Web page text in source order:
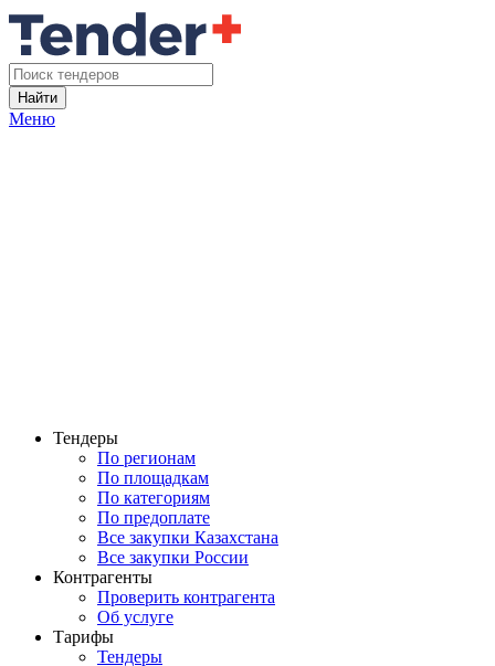
Найти
Меню
Тендеры
По регионам
По площадкам
По категориям
По предоплате
Все закупки Казахстана
Все закупки России
Контрагенты
Проверить контрагента
Об услуге
Тарифы
Тендеры